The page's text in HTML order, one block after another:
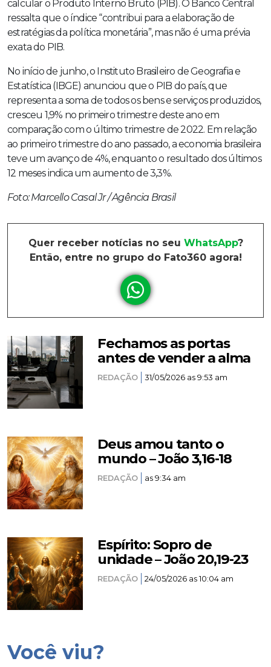
calcular o Produto Interno Bruto (PIB). O Banco Central
ressalta que o índice “contribui para a elaboração de
estratégias da política monetária”, mas não é uma prévia
exata do PIB.
No início de junho, o Instituto Brasileiro de Geografia e
Estatística (IBGE) anunciou que o PIB do país, que
representa a soma de todos os bens e serviços produzidos,
cresceu 1,9% no primeiro trimestre deste ano em
comparação com o último trimestre de 2022. Em relação
ao primeiro trimestre do ano passado, a economia brasileira
teve um avanço de 4%, enquanto o resultado dos últimos
12 meses indica um aumento de 3,3%.
Foto: Marcello Casal Jr / Agência Brasil
Quer receber notícias no seu WhatsApp?
Então, entre no grupo do Fato360 agora!
Fechamos as portas
antes de vender a alma
REDAÇÃO 31/05/2026 as 9:53 am
Deus amou tanto o
mundo – João 3,16-18
REDAÇÃO as 9:34 am
Espírito: Sopro de
unidade – João 20,19-23
REDAÇÃO 24/05/2026 as 10:04 am
Você viu?